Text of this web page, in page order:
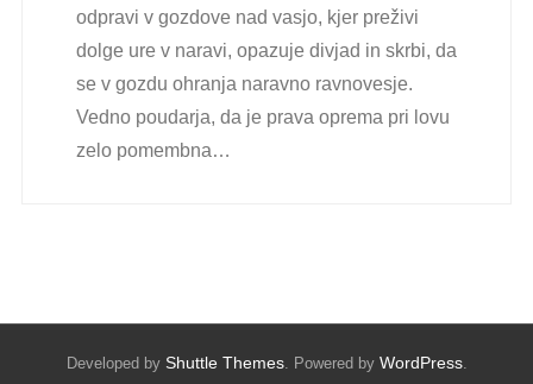
odpravi v gozdove nad vasjo, kjer preživi
dolge ure v naravi, opazuje divjad in skrbi, da
se v gozdu ohranja naravno ravnovesje.
Vedno poudarja, da je prava oprema pri lovu
zelo pomembna…
Developed by Shuttle Themes. Powered by WordPress.